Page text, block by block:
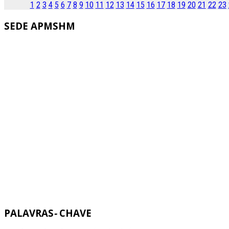
1 2 3 4 5 6 7 8 9 10 11 12 13 14 15 16 17 18 19 20 21 22 23
SEDE APMSHM
PALAVRAS-CHAVE